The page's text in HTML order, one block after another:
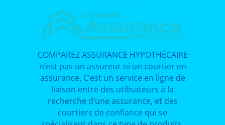
COMPAREZ ASSURANCE HYPOTHÉCAIRE
n’est pas un assureur ni un courtier en
assurance. C’est un service en ligne de
liaison entre des utilisateurs à la
recherche d’une assurance, et des
courtiers de confiance qui se